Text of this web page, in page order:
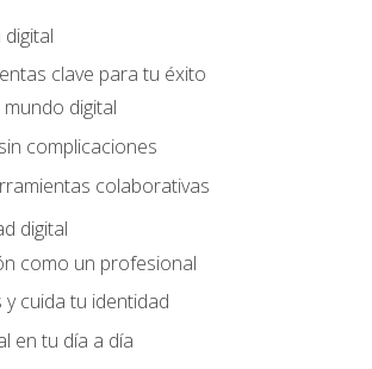
clave para tu éxito
digital
complicaciones
colaborativas
digital
como un profesional
y cuida tu identidad
en tu día a día